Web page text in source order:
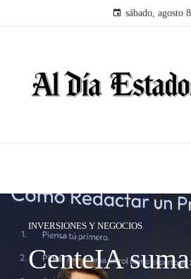
sábado, agosto 8
INVERSIONES Y NEGOCIOS
CenteIA suma